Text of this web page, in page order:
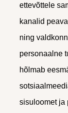
ettevõttele
kanalid
ning
personaalne
hõlmab
sisuloomet ja